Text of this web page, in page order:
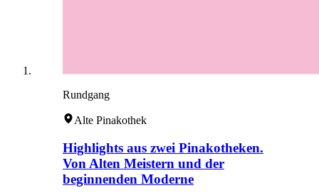
Rundgang
Alte Pinakothek
Highlights aus zwei Pinakotheken.
Von Alten Meistern und der
beginnenden Moderne